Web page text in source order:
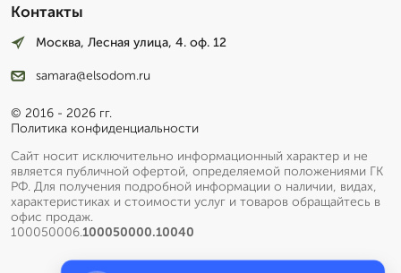
Контакты
Москва, Лесная улица, 4. оф. 12
samara@elsodom.ru
© 2016 - 2026 гг.
Политика конфиденциальности
Сайт носит исключительно информационный характер и не
является публичной офертой, определяемой положениями ГК
РФ. Для получения подробной информации о наличии, видах,
характеристиках и стоимости услуг и товаров обращайтесь в
офис продаж.
100050006.100050000.10040